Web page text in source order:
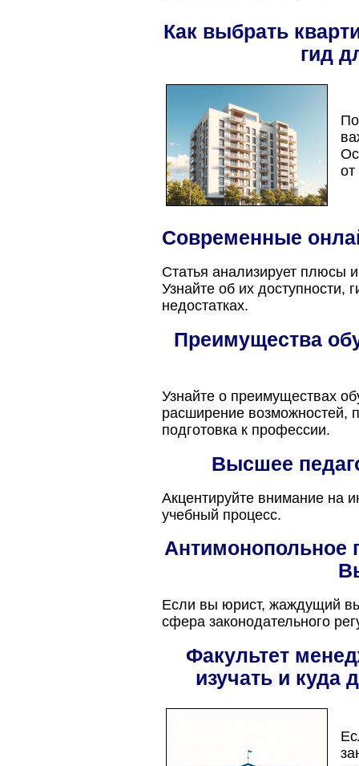
Как выбрать
гид
от
Современные
Статья анализирует плюсы
Узнайте об их доступности,
недостатках.
Преимущества
Узнайте о преимуществах
расширение возможностей,
подготовка к профессии.
Высшее
Акцентируйте внимание на
учебный процесс.
Антимонопольное
Если вы юрист, жаждущий
сфера законодательного
Факультет
изучать и куда